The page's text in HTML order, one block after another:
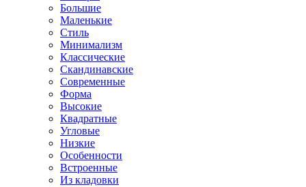
Большие
Маленькие
Стиль
Минимализм
Классические
Скандинавские
Современные
Форма
Высокие
Квадратные
Угловые
Низкие
Особенности
Встроенные
Из кладовки